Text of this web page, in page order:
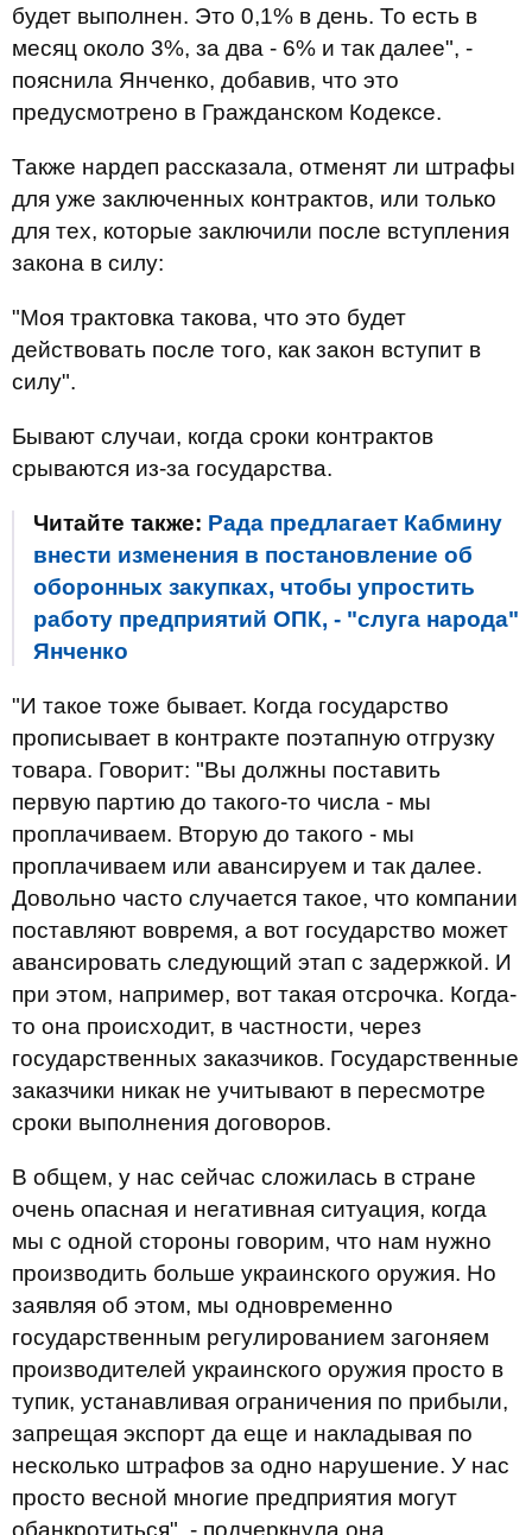
будет выполнен. Это 0,1% в день. То есть в
месяц около 3%, за два - 6% и так далее", -
пояснила Янченко, добавив, что это
предусмотрено в Гражданском Кодексе.
Также нардеп рассказала, отменят ли штрафы
для уже заключенных контрактов, или только
для тех, которые заключили после вступления
закона в силу:
"Моя трактовка такова, что это будет
действовать после того, как закон вступит в
силу".
Бывают случаи, когда сроки контрактов
срываются из-за государства.
Читайте также: Рада предлагает Кабмину
внести изменения в постановление об
оборонных закупках, чтобы упростить
работу предприятий ОПК, - "слуга народа"
Янченко
"И такое тоже бывает. Когда государство
прописывает в контракте поэтапную отгрузку
товара. Говорит: "Вы должны поставить
первую партию до такого-то числа - мы
проплачиваем. Вторую до такого - мы
проплачиваем или авансируем и так далее.
Довольно часто случается такое, что компании
поставляют вовремя, а вот государство может
авансировать следующий этап с задержкой. И
при этом, например, вот такая отсрочка. Когда-
то она происходит, в частности, через
государственных заказчиков. Государственные
заказчики никак не учитывают в пересмотре
сроки выполнения договоров.
В общем, у нас сейчас сложилась в стране
очень опасная и негативная ситуация, когда
мы с одной стороны говорим, что нам нужно
производить больше украинского оружия. Но
заявляя об этом, мы одновременно
государственным регулированием загоняем
производителей украинского оружия просто в
тупик, устанавливая ограничения по прибыли,
запрещая экспорт да еще и накладывая по
несколько штрафов за одно нарушение. У нас
просто весной многие предприятия могут
обанкротиться", - подчеркнула она.